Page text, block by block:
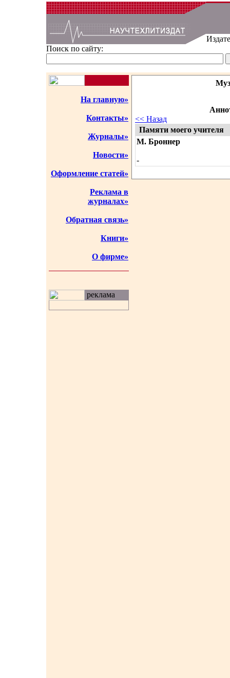
Поиск по сайту:
На главную»
Контакты»
Журналы»
Новости»
Оформление статей»
Реклама в
журналах»
Обратная связь»
Книги»
О фирме»
реклама
<< Назад
Памяти моего учителя
М. Броннер
-